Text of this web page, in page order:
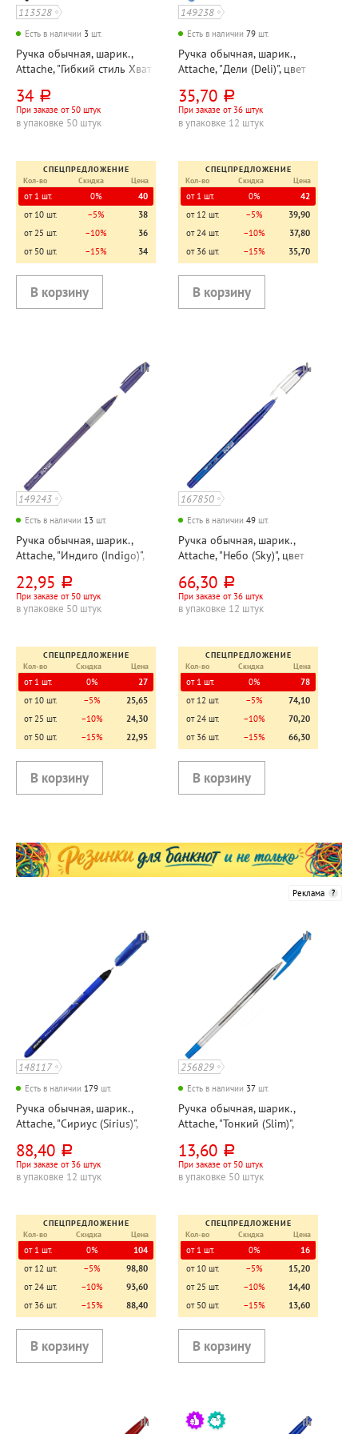
113528
Есть в наличии 3 шт.
Ручка обычная, шарик.,
Attache, "Гибкий стиль Хват
чернил черный, толщина
линии 0,5мм, диаметр
шарика 0,7 мм, корпус
34 руб.
При заказе от 50 штук
в упаковке 50 штук
СПЕЦПРЕДЛОЖЕНИЕ
Кол-во
Скидка Цена
от 1 шт. 0%
40
от 10 шт.
−5%
38
от 25 шт.
−10%
36
от 50 шт.
−15% 34
149238
Есть в наличии 79 шт.
Ручка обычная, шарик.,
Attache, "Дели (Deli)", цвет
линии 0,5мм, диаметр
шарика 0,7 мм, на
масляной основе, корпус
35,70 руб.
При заказе от 36 штук
в упаковке 12 штук
СПЕЦПРЕДЛОЖЕНИЕ
Кол-во
Скидка Цена
от 1 шт. 0%
42
от 12 шт.
−5%
39,90
от 24 шт.
−10%
37,80
от 36 шт.
−15% 35,70
149243
Есть в наличии 13 шт.
Ручка обычная, шарик.,
Attache, "Индиго (Indigo)",
толщина линии 0,6мм,
диаметр шарика 0,7 мм, на
масляной основе, корпус
22,95 руб.
При заказе от 50 штук
в упаковке 50 штук
СПЕЦПРЕДЛОЖЕНИЕ
Кол-во
Скидка Цена
от 1 шт. 0%
27
от 10 шт.
−5%
25,65
от 25 шт.
−10%
24,30
от 50 шт.
−15% 22,95
167850
Есть в наличии 49 шт.
Ручка обычная, шарик.,
Attache, "Небо (Sky)", цвет
линии 0,5мм, диаметр
шарика 0,7 мм, на
масляной основе, корпус
66,30 руб.
При заказе от 36 штук
в упаковке 12 штук
СПЕЦПРЕДЛОЖЕНИЕ
Кол-во
Скидка Цена
от 1 шт. 0%
78
от 12 шт.
−5%
74,10
от 24 шт.
−10%
70,20
от 36 шт.
−15% 66,30
Реклама
148117
Есть в наличии 179 шт.
Ручка обычная, шарик.,
Attache, "Сириус (Sirius)",
толщина линии 0,5мм,
диаметр шарика 0,7 мм, на
масляной основе, корпус
88,40 руб.
При заказе от 36 штук
в упаковке 12 штук
СПЕЦПРЕДЛОЖЕНИЕ
Кол-во
Скидка Цена
от 1 шт. 0%
104
от 12 шт.
−5%
98,80
от 24 шт.
−10%
93,60
от 36 шт.
−15% 88,40
256829
Есть в наличии 37 шт.
Ручка обычная, шарик.,
Attache, "Тонкий (Slim)",
толщина линии 0,5мм,
диаметр шарика 0,7 мм,
корпус прозрачный, длина
13,60 руб.
При заказе от 50 штук
в упаковке 50 штук
СПЕЦПРЕДЛОЖЕНИЕ
Кол-во
Скидка Цена
от 1 шт. 0%
16
от 10 шт.
−5%
15,20
от 25 шт.
−10%
14,40
от 50 шт.
−15% 13,60